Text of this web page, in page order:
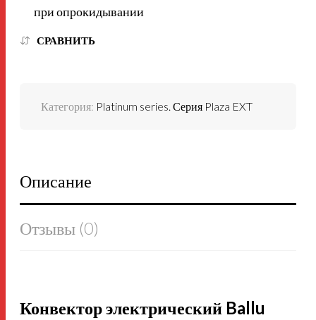
при опрокидывании
СРАВНИТЬ
Категория: Platinum series. Серия Plaza EXT
Описание
Отзывы (0)
Конвектор электрический Ballu